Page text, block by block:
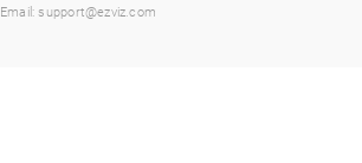
Email:support@ezviz.com